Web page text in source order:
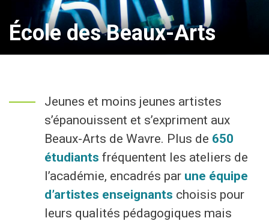
Déchets
Horaires
Vie Communale
Vivre à Wavre
Economie
Culture et loisirs
École des Beaux-Arts
Jeunes et moins jeunes artistes
s’épanouissent et s’expriment aux
Beaux-Arts de Wavre. Plus de 650
étudiants fréquentent les ateliers de
l’académie, encadrés par une équipe
d’artistes enseignants choisis pour
leurs qualités pédagogiques mais